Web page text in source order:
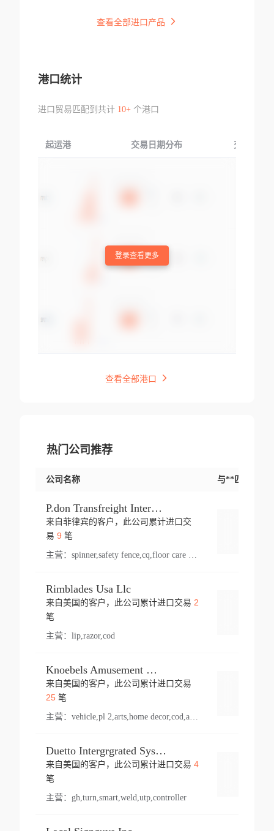
查看全部进口产品
港口统计
进口贸易匹配到共计 10+个港口
起运港 交易日期分布 交易产品
登录查看更多
查看全部港口
热门公司推荐
公司名称 与**匹配交易
P.don Transfreight International
来自菲律宾的客户，此公司累计进口交
易 9 笔
主营：
Rimblades Usa Llc
来自美国的客户，此公司累计进口交易 2
笔
主营： lip,razor,cod
Knoebels Amusement Resort
来自美国的客户，此公司累计进口交易
25笔
主营： vehicle,pl 2,arts,home decor,cod,amusement ride,sea
Duetto Intergrgrated Systems Inc.
来自美国的客户，此公司累计进口交易 4
笔
主营： gh,turn,smart,weld,utp,controller